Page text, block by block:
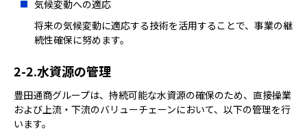
気候変動への適応
将来の気候変動に適応する技術を活用することで、事業の継
続性確保に努めます。
水資源の管理
豊田通商グループは、持続可能な水資源の確保のため、直接操業
および上流・下流のバリューチェーンにおいて、以下の管理を行
います。